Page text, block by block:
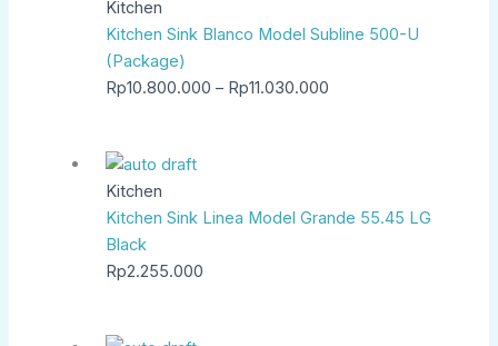
Kitchen
Kitchen Sink Blanco Model Subline 500-U
(Package)
Rp10.800.000 – Rp11.030.000
Kitchen
Kitchen Sink Linea Model Grande 55.45 LG
Black
Rp2.255.000